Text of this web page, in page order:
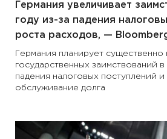
Германия увеличивает
году из-за падения
роста расходов, —
Германия планирует существенно
государственных заимствований
падения налоговых поступлений
обслуживание долга